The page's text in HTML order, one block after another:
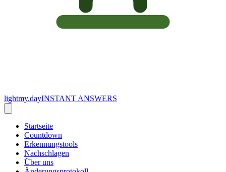
lightmy.dayINSTANT ANSWERS
Startseite
Countdown
Erkennungstools
Nachschlagen
Über uns